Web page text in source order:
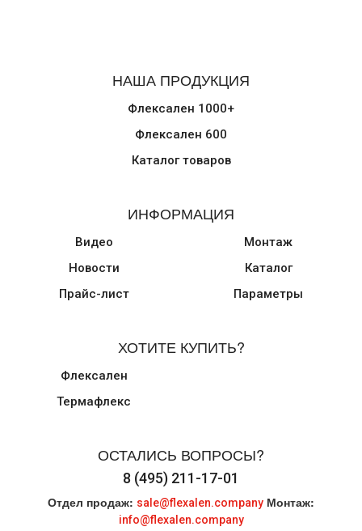
НАША ПРОДУКЦИЯ
Флексален 1000+
Флексален 600
Каталог товаров
ИНФОРМАЦИЯ
Видео
Новости
Прайс-лист
Монтаж
Каталог
Параметры
ХОТИТЕ КУПИТЬ?
Флексален
Термафлекс
ОСТАЛИСЬ ВОПРОСЫ?
8 (495) 211-17-01
Отдел продаж: sale@flexalen.company Монтаж:
info@flexalen.company